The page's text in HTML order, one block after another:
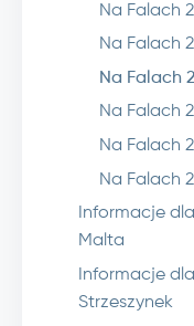
Na Falach
Na Falach
Na Falach
Na Falach
Na Falach
Na Falach
Informacje
Malta
Informacje
Strzeszynek